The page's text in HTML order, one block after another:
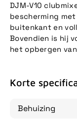
DJM-V10
bescherming met
buitenkant en
Bovendien is hij
het opbergen
Korte
Behuizing